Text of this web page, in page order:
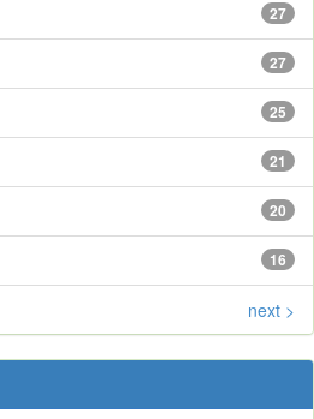
27
27
25
21
20
16
next >